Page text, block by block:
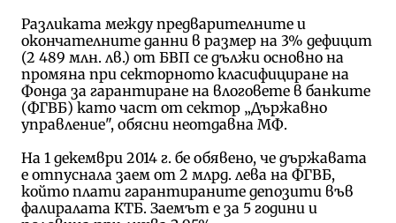
Разликата между предварителните и
окончателните данни в размер на 3% дефицит
(2 489 млн. лв.) от БВП се дължи основно на
промяна при секторното класифициране на
Фонда за гарантиране на влоговете в банките
(ФГВБ) като част от сектор „Държавно
управление", обясни неотдавна МФ.
На 1 декември 2014 г. бе обявено, че държавата
е отпуснала заем от 2 млрд. лева на ФГВБ,
който плати гарантираните депозити във
фалиралата КТБ. Заемът е за 5 години и